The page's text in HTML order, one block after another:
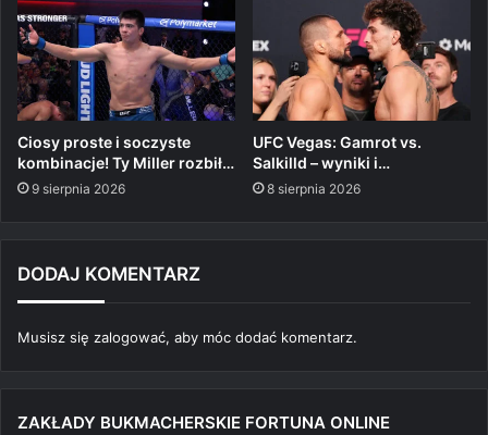
Ciosy proste i soczyste
kombinacje! Ty Miller rozbił…
9 sierpnia 2026
UFC Vegas: Gamrot vs.
Salkilld – wyniki i…
8 sierpnia 2026
DODAJ KOMENTARZ
Musisz się zalogować, aby móc dodać komentarz.
ZAKŁADY BUKMACHERSKIE FORTUNA ONLINE